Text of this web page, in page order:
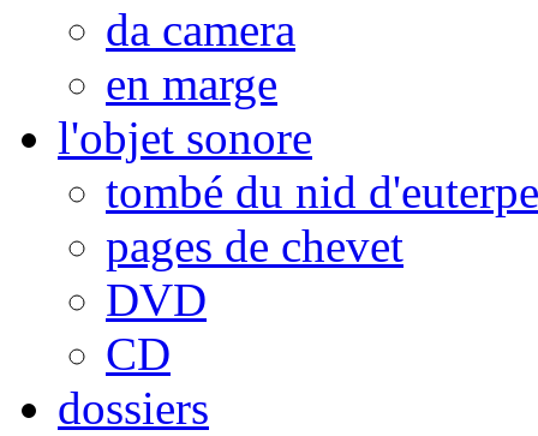
da camera
en marge
l'objet sonore
tombé du nid d'euterpe
pages de chevet
DVD
CD
dossiers